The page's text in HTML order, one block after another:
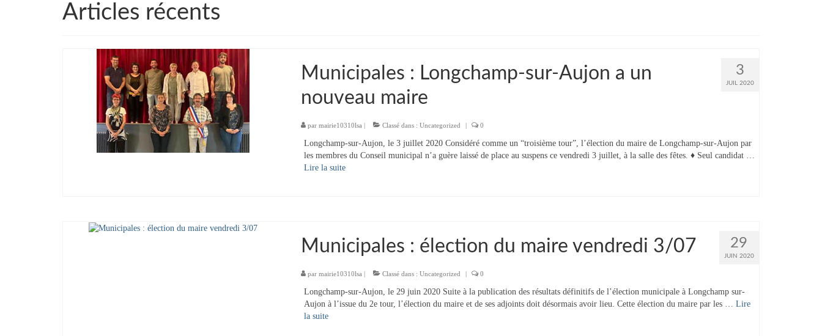
Articles récents
3
JUIL 2020
Municipales : Longchamp-sur-Aujon a un
nouveau maire
parmairie10310lsa Classé dans :Uncategorized 0
Longchamp-sur-Aujon, le 3 juillet 2020 Considéré comme un “troisième tour”, l’élection du maire de Longchamp-sur-Aujon par
les membres du Conseil municipal n’a guère laissé de place au suspens ce vendredi 3 juillet, à la salle des fêtes. ♦ Seul candidat …
Lire la suite­­
29
JUIN 2020
Municipales : élection du maire vendredi 3/07
parmairie10310lsa Classé dans :Uncategorized 0
Longchamp-sur-Aujon, le 29 juin 2020 Suite à la publication des résultats définitifs de l’élection municipale à Longchamp sur-
Aujon à l’issue du 2e tour, l’élection du maire et de ses adjoints doit désormais avoir lieu. Cette élection du maire par les …Lire
la suite­­